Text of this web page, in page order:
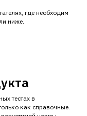
где необходим
ниже.
тестах в
как справочные.